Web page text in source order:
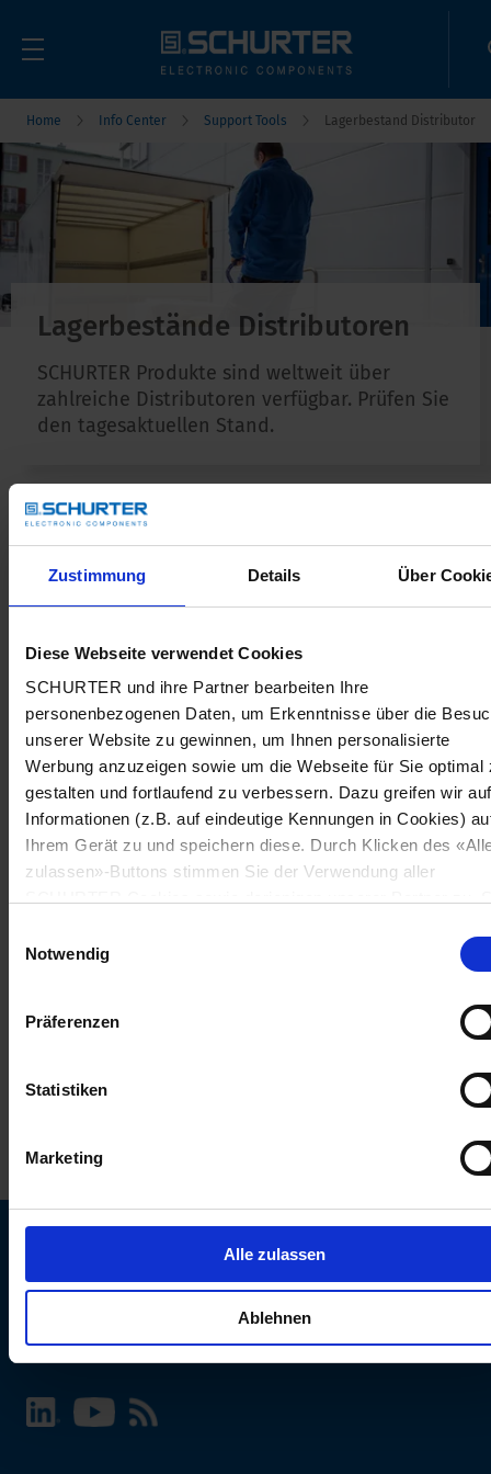
Zustimmung Details Über
Diese Webseite verwendet Cookies
SCHURTER und ihre Partner bearbeiten Ihre
personenbezogenen Daten, um Erkenntnisse über die
unserer Website zu gewinnen, um Ihnen personalisierte
Werbung anzuzeigen sowie um die Webseite für Sie optimal
gestalten und fortlaufend zu verbessern. Dazu greifen wir auf
Informationen (z.B. auf eindeutige Kennungen in Cookies)
Ihrem Gerät zu und speichern diese. Durch Klicken des
zulassen»-Buttons stimmen Sie der Verwendung aller
«Cookie-Einstellungen verwalten» am Seitenende klicken.
Einstellungen werden unseren Partnern gemeldet und haben
keinen Einfluss auf die Browserdaten. Weitere Informationen
erhalten Sie in unserer
Notwendig
Präferenzen
Statistiken
Marketing
Alle zulassen
Ablehnen
Home Info Center Support Tools Lagerbestand Distributor
Lagerbestände Distributoren
SCHURTER Produkte sind weltweit über
zahlreiche Distributoren verfügbar. Prüfen Sie
den tagesaktuellen Stand.
SCHURTER Webseite und Sprache wählen
INTERNATIONAL - Deutsch